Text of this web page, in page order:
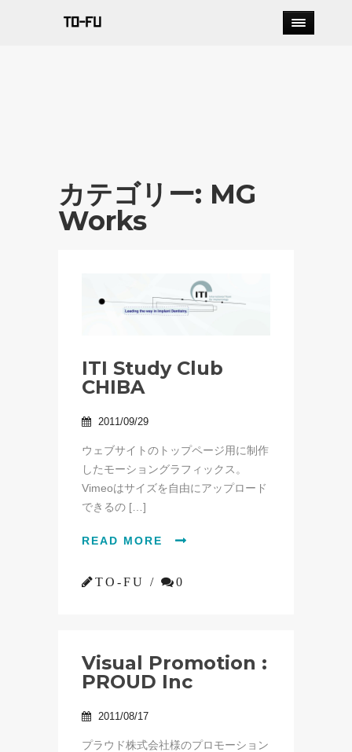
カテゴリー: MG
Works
ITI Study Club
CHIBA
 2011/09/29
ウェブサイトのトップページ用に制作
したモーショングラフィックス。
Vimeoはサイズを自由にアップロード
できるの […]
READ MORE 
TO-FU / 0
Visual Promotion :
PROUD Inc
 2011/08/17
プラウド株式会社様のプロモーション